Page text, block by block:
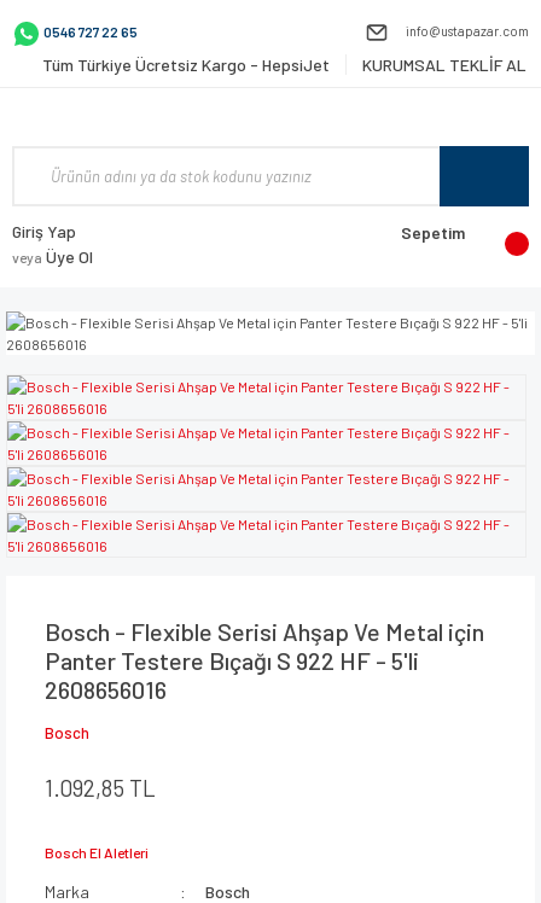
0546 727 22 65 info@ustapazar.com
Tüm Türkiye Ücretsiz Kargo - HepsiJet KURUMSAL TEKLİF AL
Giriş Yap
veya Üye Ol
Sepetim
Bosch - Flexible Serisi Ahşap Ve Metal için
Panter Testere Bıçağı S 922 HF - 5'li
2608656016
Bosch
1.092,85 TL
Bosch El Aletleri
Marka
Bosch